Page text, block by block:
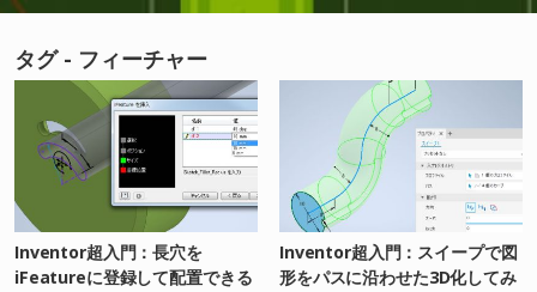
タグ - フィーチャー
Inventor超入門：長穴を
iFeatureに登録して配置できる
Inventor超入門：スイープで図
形をパスに沿わせた3D化してみ